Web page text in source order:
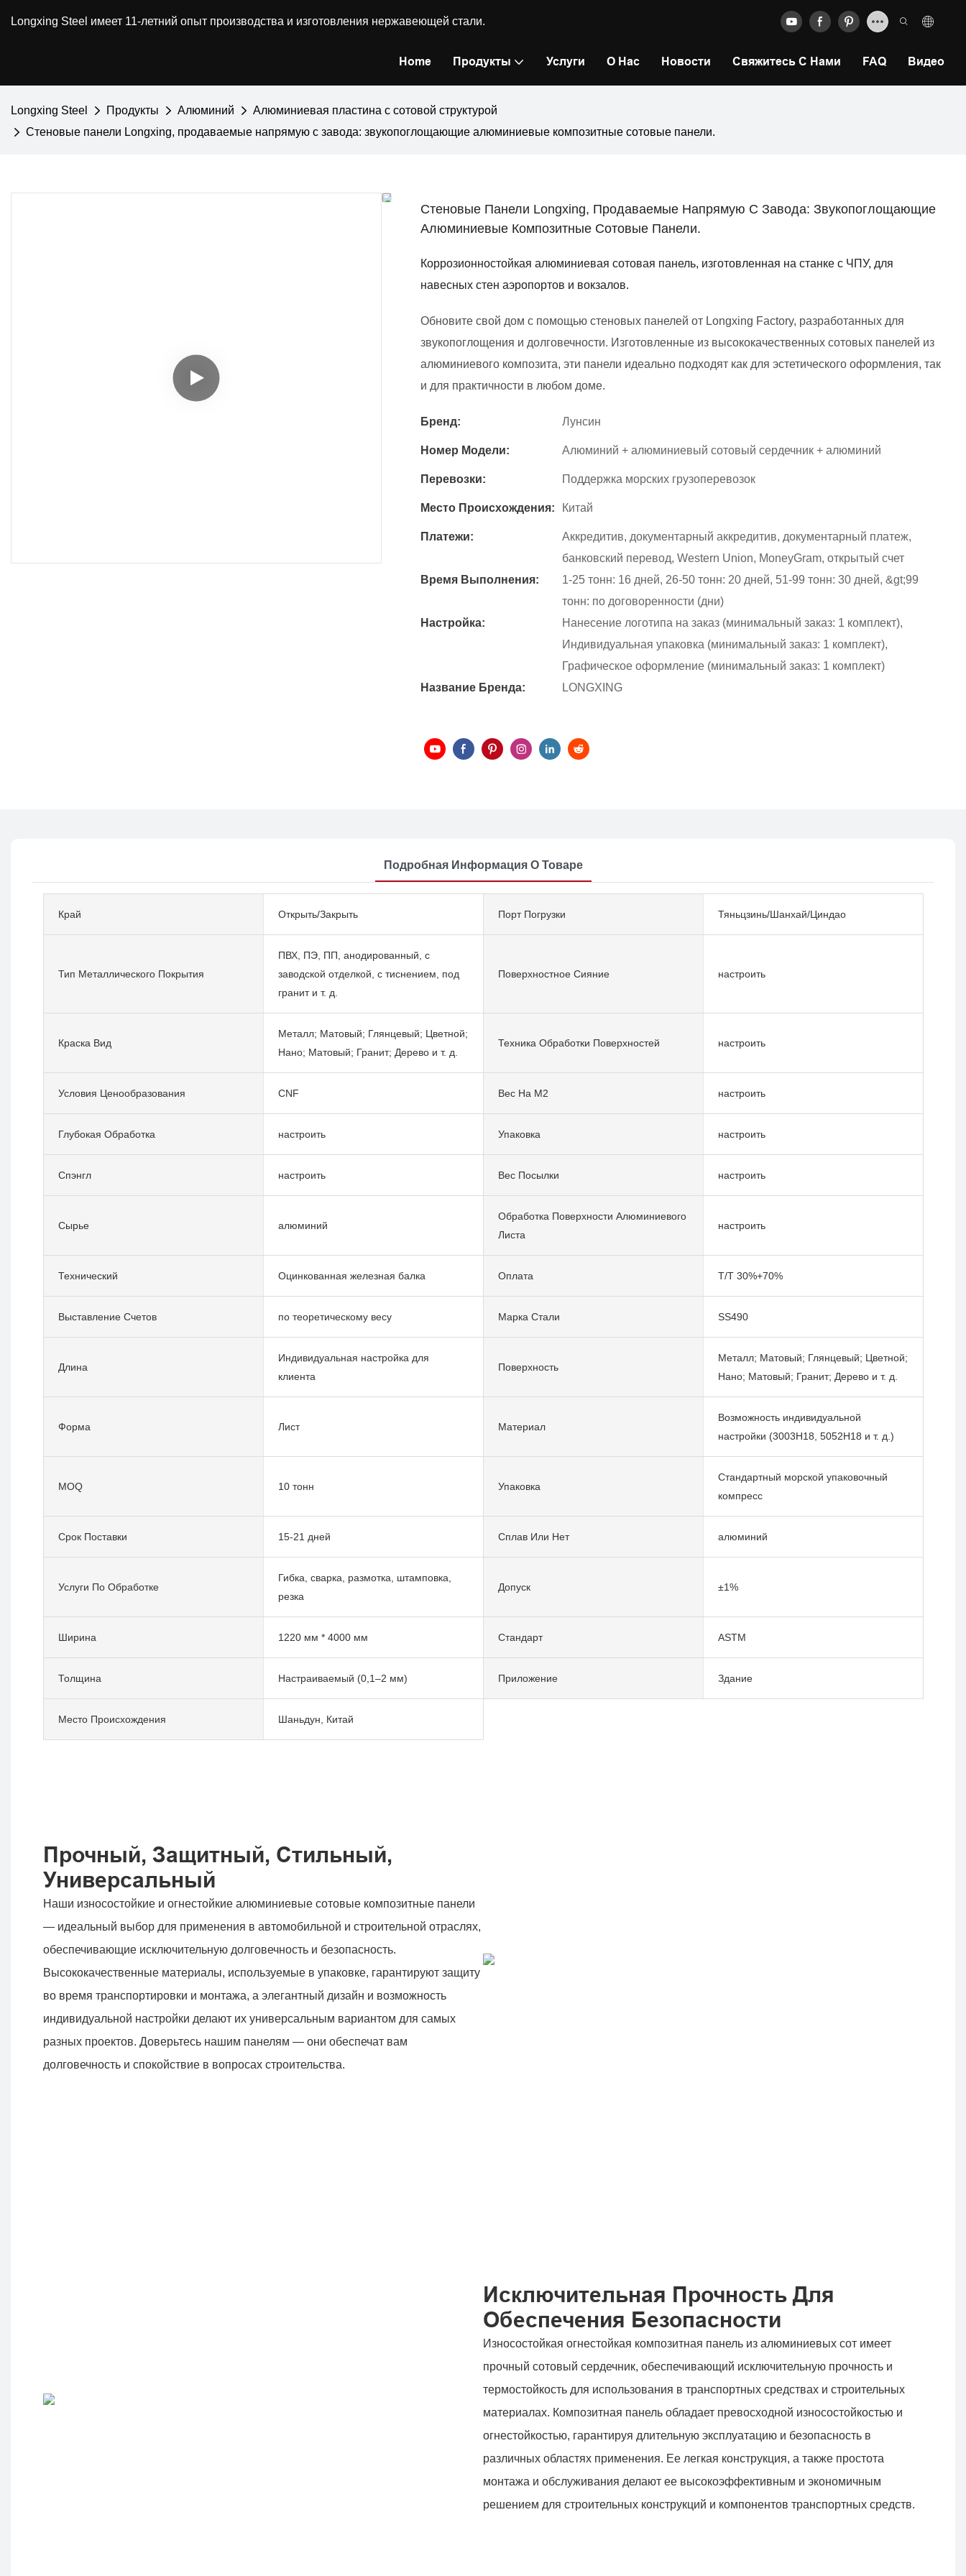
Longxing Steel имеет 11-летний опыт производства и изготовления нержавеющей стали.
Home Продукты Услуги О Нас Новости Свяжитесь С Нами FAQ Видео
Longxing Steel Продукты Алюминий
Алюминиевая пластина с сотовой структурой
Стеновые панели Longxing, продаваемые напрямую с завода: звукопоглощающие алюминиевые композитные сотовые панели.
Стеновые Панели Longxing, Продаваемые Напрямую С Завода: Звукопоглощающие
Алюминиевые Композитные Сотовые Панели.
Коррозионностойкая алюминиевая сотовая панель, изготовленная на станке с ЧПУ, для
навесных стен аэропортов и вокзалов.
Обновите свой дом с помощью стеновых панелей от Longxing Factory, разработанных для
звукопоглощения и долговечности. Изготовленные из высококачественных сотовых панелей из
алюминиевого композита, эти панели идеально подходят как для эстетического оформления, так
и для практичности в любом доме.
Бренд: Лунсин
Номер Модели: Алюминий + алюминиевый сотовый сердечник + алюминий
Перевозки: Поддержка морских грузоперевозок
Место Происхождения: Китай
Платежи:
Аккредитив, документарный аккредитив, документарный платеж,
банковский перевод, Western Union, MoneyGram, открытый счет
Время Выполнения:
1-25 тонн: 16 дней, 26-50 тонн: 20 дней, 51-99 тонн: 30 дней, &gt;99
тонн: по договоренности (дни)
Настройка:
Нанесение логотипа на заказ (минимальный заказ: 1 комплект),
Индивидуальная упаковка (минимальный заказ: 1 комплект),
Графическое оформление (минимальный заказ: 1 комплект)
Название Бренда:
LONGXING
Подробная Информация О Товаре
Край Открыть/Закрыть Порт Погрузки Тяньцзинь/Шанхай/Циндао
Тип Металлического Покрытия
ПВХ, ПЭ, ПП, анодированный, с
заводской отделкой, с тиснением, под
гранит и т. д.
Поверхностное Сияние настроить
Краска Вид
Металл; Матовый; Глянцевый; Цветной;
Нано; Матовый; Гранит; Дерево и т. д.
Техника Обработки Поверхностей настроить
Условия Ценообразования CNF Вес На М2 настроить
Глубокая Обработка настроить Упаковка настроить
Спэнгл настроить Вес Посылки настроить
Сырье алюминий
Обработка Поверхности Алюминиевого
Листа
настроить
Технический Оцинкованная железная балка Оплата T/T 30%+70%
Выставление Счетов по теоретическому весу Марка Стали SS490
Длина
Индивидуальная настройка для
клиента
Поверхность
Металл; Матовый; Глянцевый; Цветной;
Нано; Матовый; Гранит; Дерево и т. д.
Форма Лист Материал
Возможность индивидуальной
настройки (3003H18, 5052H18 и т. д.)
MOQ 10 тонн Упаковка
Стандартный морской упаковочный
компресс
Срок Поставки 15-21 дней Сплав Или Нет алюминий
Услуги По Обработке
Гибка, сварка, размотка, штамповка,
резка
Допуск ±1%
Ширина 1220 мм * 4000 мм Стандарт ASTM
Толщина Настраиваемый (0,1–2 мм) Приложение Здание
Место Происхождения Шаньдун, Китай
Прочный, Защитный, Стильный,
Универсальный
Наши износостойкие и огнестойкие алюминиевые сотовые композитные панели
— идеальный выбор для применения в автомобильной и строительной отраслях,
обеспечивающие исключительную долговечность и безопасность.
Высококачественные материалы, используемые в упаковке, гарантируют защиту
во время транспортировки и монтажа, а элегантный дизайн и возможность
индивидуальной настройки делают их универсальным вариантом для самых
разных проектов. Доверьтесь нашим панелям — они обеспечат вам
долговечность и спокойствие в вопросах строительства.
Исключительная Прочность Для
Обеспечения Безопасности
Износостойкая огнестойкая композитная панель из алюминиевых сот имеет
прочный сотовый сердечник, обеспечивающий исключительную прочность и
термостойкость для использования в транспортных средствах и строительных
материалах. Композитная панель обладает превосходной износостойкостью и
огнестойкостью, гарантируя длительную эксплуатацию и безопасность в
различных областях применения. Ее легкая конструкция, а также простота
монтажа и обслуживания делают ее высокоэффективным и экономичным
решением для строительных конструкций и компонентов транспортных средств.